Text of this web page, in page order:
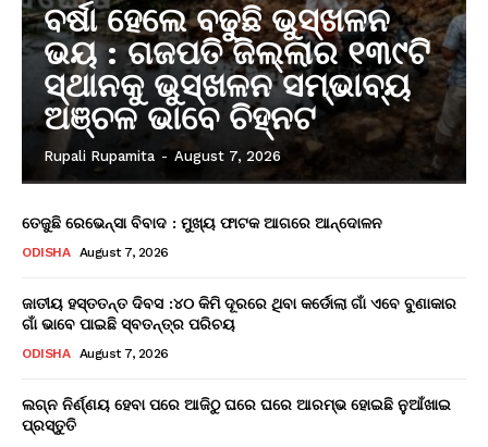
ବର୍ଷା ହେଲେ ବଢୁଛି ଭୁସ୍ଖଳନ
ଭୟ : ଗଜପତି ଜିଲ୍ଲାର ୧୩୯ଟି
ସ୍ଥାନକୁ ଭୁସ୍ଖଳନ ସମ୍ଭାବ୍ୟ
ଅଞ୍ଚଳ ଭାବେ ଚିହ୍ନଟ
Rupali Rupamita - August 7, 2026
ତେଜୁଛି ରେଭେନ୍ସା ବିବାଦ : ମୁଖ୍ୟ ଫାଟକ ଆଗରେ ଆନ୍ଦୋଳନ
ODISHA August 7, 2026
ଜାତୀୟ ହସ୍ତତନ୍ତ ଦିବସ :୪୦ କିମି ଦୂରରେ ଥିବା କର୍ଡୋଲା ଗାଁ ଏବେ ବୁଣାକାର
ଗାଁ ଭାବେ ପାଇଛି ସ୍ବତନ୍ତ୍ର ପରିଚୟ
ODISHA August 7, 2026
ଲଗ୍ନ ନିର୍ଣ୍ଣୟ ହେବା ପରେ ଆଜିଠୁ ଘରେ ଘରେ ଆରମ୍ଭ ହୋଇଛି ନୁଆଁଖାଇ
ପ୍ରସ୍ତୁତି